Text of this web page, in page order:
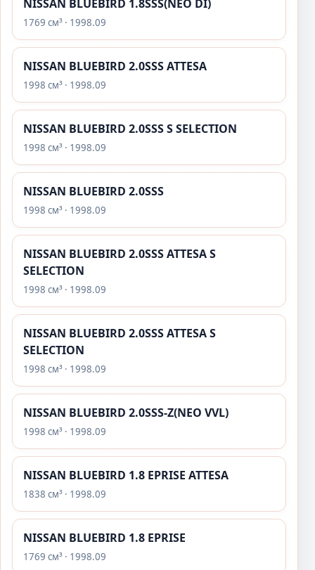
NISSAN BLUEBIRD 1.8SSS(NEO DI)
1769 см³ · 1998.09
NISSAN BLUEBIRD 2.0SSS ATTESA
1998 см³ · 1998.09
NISSAN BLUEBIRD 2.0SSS S SELECTION
1998 см³ · 1998.09
NISSAN BLUEBIRD 2.0SSS
1998 см³ · 1998.09
NISSAN BLUEBIRD 2.0SSS ATTESA S
SELECTION
1998 см³ · 1998.09
NISSAN BLUEBIRD 2.0SSS ATTESA S
SELECTION
1998 см³ · 1998.09
NISSAN BLUEBIRD 2.0SSS-Z(NEO VVL)
1998 см³ · 1998.09
NISSAN BLUEBIRD 1.8 EPRISE ATTESA
1838 см³ · 1998.09
NISSAN BLUEBIRD 1.8 EPRISE
1769 см³ · 1998.09